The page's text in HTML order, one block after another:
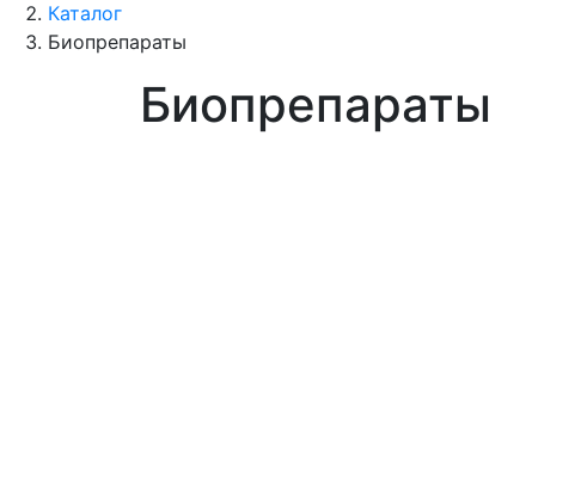
Каталог
Биопрепараты
Биопрепараты